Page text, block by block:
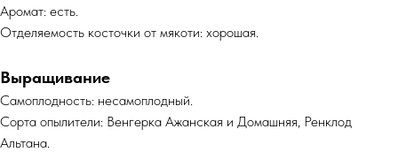
Аромат: есть.
Отделяемость косточки от мякоти: хорошая.
Выращивание
Самоплодность: несамоплодный.
Сорта опылители: Венгерка Ажанская и Домашняя, Ренклод
Альтана.